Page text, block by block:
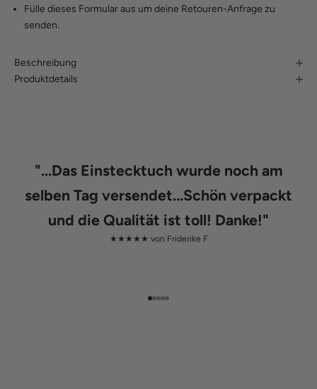
Fülle dieses Formularaus um deine Retouren-Anfrage zu
senden.
Beschreibung
Produktdetails
"...Das Einstecktuch wurde noch am
selben Tag versendet...Schön verpackt
und die Qualität ist toll! Danke!"
★★★★★ von Friderike F
Gehe zu Element 1
Gehe zu Element 2
Gehe zu Element 3
Gehe zu Element 4
Gehe zu Element 5